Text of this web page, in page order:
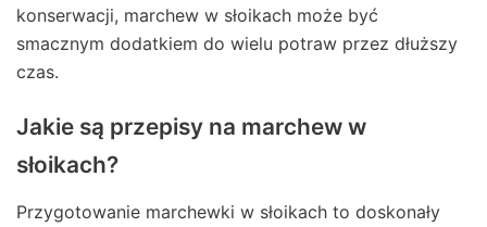
konserwacji, marchew w słoikach może być
smacznym dodatkiem do wielu potraw przez dłuższy
czas.
Jakie są przepisy na marchew w
słoikach?
Przygotowanie marchewki w słoikach to doskonały